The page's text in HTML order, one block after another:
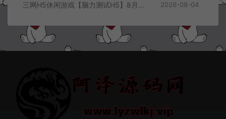
三网H5休闲游戏【脑力测试H5】8月最新整理Linux手工服务端+Win一键服务端+解压即玩+简易安卓客户端+详细搭建教程 2026-08-04